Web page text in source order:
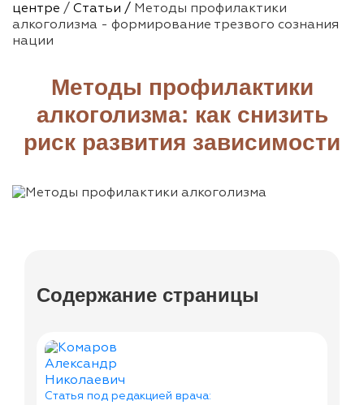
центре / Статьи / Методы профилактики
алкоголизма - формирование трезвого сознания
нации
Методы профилактики
алкоголизма: как снизить
риск развития зависимости
Содержание страницы
Статья под редакцией врача: